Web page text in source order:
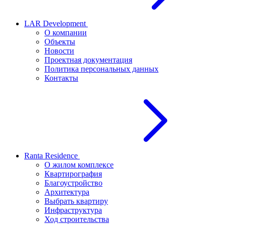
LAR Development
О компании
Объекты
Новости
Проектная документация
Политика персональных данных
Контакты
Ranta Residence
О жилом комплексе
Квартирография
Благоустройство
Архитектура
Выбрать квартиру
Инфраструктура
Ход строительства